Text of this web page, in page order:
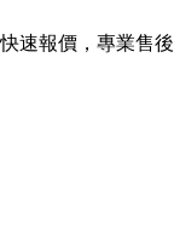
速報價，專業售後